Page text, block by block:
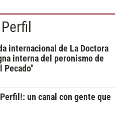
internacional de La Doctora
interna del peronismo de
Pecado"
un canal con gente que